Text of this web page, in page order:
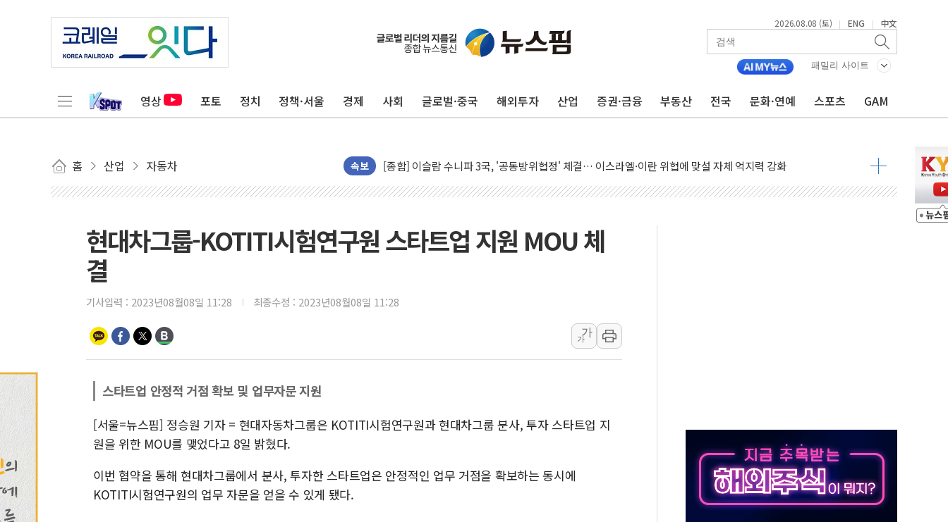
2026.08.08 (토) | ENG | 中文
패밀리 사이트
영상 포토 정치 정책·서울 경제 사회 글로벌·중국 해외투자 산업 증권·금융 부동산 전국 문화·연예 스포츠 GAM
홈 산업 자동차 속보
유럽증시, 美 고용 예상 밖 부진에 연준 금리 인상 가능성 낮아지며 상승… STOXX 600 지수는 나흘 연속 최고치
미 연준 매파 기세 꺾이나…고용 감소에 9월 동결 전망 우세
트럼프, 백신·자폐증 행정명령 검토…"이르면 다음 주"
美 항소법원, 백악관 무도회장 공사 중단 명령…트럼프 제동
美 고용 쇼크에 엔화 장중 급등…시장은 "또 개입했나" 촉각
[AI MY 뉴스] 뉴욕 반도체주 프리뷰...美 고용 쇼크에 반도체주 '활짝'
뉴욕증시 개장 전 특징주...아틀라시안·클라우드플레어·태양광주↑ VS 트레이드데스크·웬디스↓
보훈부, 미 DPAA와 MOU… "6·25 미군 실종자 7359명 끝까지 찾겠다"
李 "해남 태양광, 대한민국 다음 100년 밑거름…수도권 집중 완화 전환점"
[사진] 빈살만과 에르도안의 만남
현대차그룹-KOTITI시험연구원 스타트업 지원 MOU 체
결
기사입력 : 2023년08월08일 11:28 최종수정 : 2023년08월08일 11:28
가
가
스타트업 안정적 거점 확보 및 업무자문 지원
[서울=뉴스핌] 정승원 기자 = 현대자동차그룹은 KOTITI시험연구원과 현대차그룹 분사, 투자 스타트업 지
원을 위한 MOU를 맺었다고 8일 밝혔다.
이번 협약을 통해 현대차그룹에서 분사, 투자한 스타트업은 안정적인 업무 거점을 확보하는 동시에
KOTITI시험연구원의 업무 자문을 얻을 수 있게 됐다.